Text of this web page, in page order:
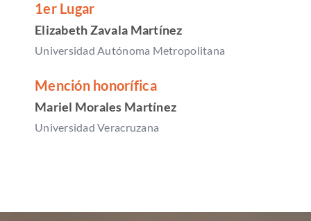
1er Lugar
Elizabeth Zavala Martínez
Universidad Autónoma Metropolitana
Mención honorífica
Mariel Morales Martínez
Universidad Veracruzana